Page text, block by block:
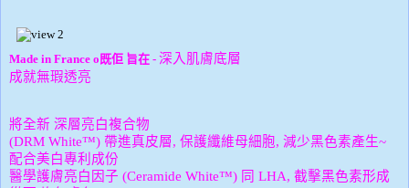
Made in France o既佢 旨在 - 深入肌膚底層
成就無瑕透亮
將全新 深層亮白複合物
(DRM White™) 帶進真皮層, 保護纖維母細胞, 減少黑色素產生~
配合美白專利成份
醫學護膚亮白因子 (Ceramide White™) 同 LHA, 截擊黑色素形成